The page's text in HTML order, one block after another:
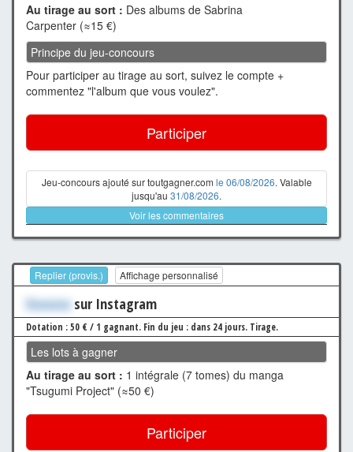
Au tirage au sort : Des albums de Sabrina
Carpenter (≈15 €)
Principe du jeu-concours
Pour participer au tirage au sort, suivez le compte +
commentez "l'album que vous voulez".
Participer
Jeu-concours ajouté sur toutgagner.com le 06/08/2026. Valable
jusqu'au 31/08/2026.
Voir les commentaires
Replier (provis.) Affichage personnalisé
Xxxxxxx sur Instagram
Dotation : 50 € / 1 gagnant. Fin du jeu : dans 24 jours. Tirage.
Les lots à gagner
Au tirage au sort : 1 intégrale (7 tomes) du manga
"Tsugumi Project" (≈50 €)
Participer